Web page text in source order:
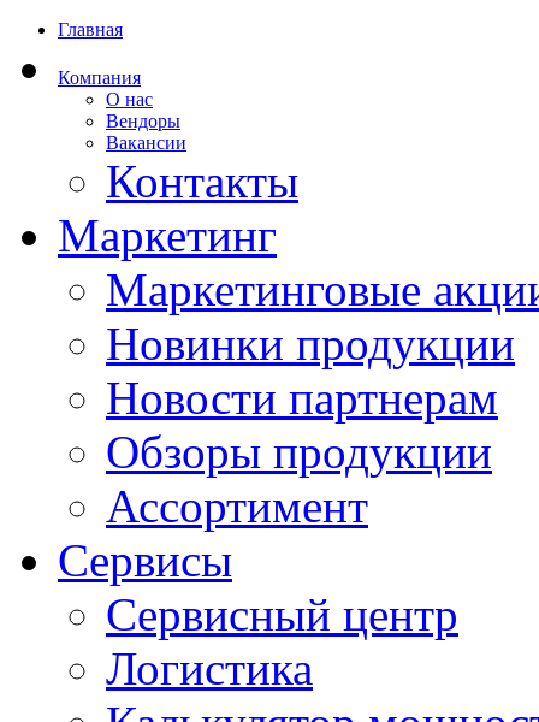
Главная
Компания
О нас
Вендоры
Вакансии
Контакты
Маркетинг
Маркетинговые
Новинки продукции
Новости партнерам
Обзоры продукции
Ассортимент
Сервисы
Сервисный центр
Логистика